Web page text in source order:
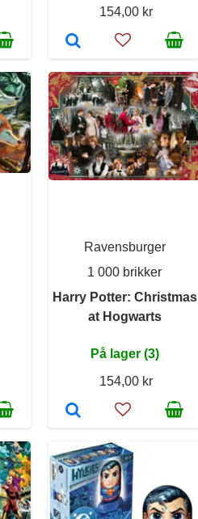
154,00 kr
Ravensburger
1 000 brikker
Harry Potter: Christmas
at Hogwarts
På lager (3)
154,00 kr